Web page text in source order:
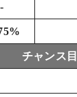
-
チャンス